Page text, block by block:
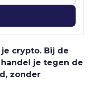
crypto. Bij de
je tegen de
zonder